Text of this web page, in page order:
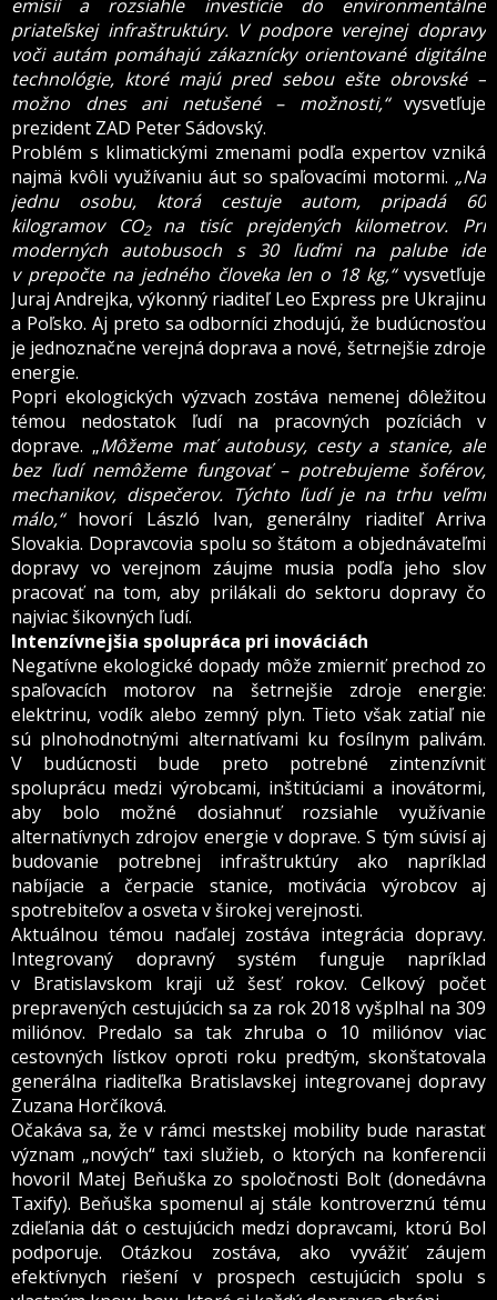
emisií a rozsiahle investície do environmentálne
priateľskej infraštruktúry. V podpore verejnej dopravy
voči autám pomáhajú zákaznícky orientované digitálne
technológie, ktoré majú pred sebou ešte obrovské –
možno dnes ani netušené – možnosti,“ vysvetľuje
prezident ZAD Peter Sádovský.
Problém s klimatickými zmenami podľa expertov vzniká
najmä kvôli využívaniu áut so spaľovacími motormi. „Na
jednu osobu, ktorá cestuje autom, pripadá 60
kilogramov CO2 na tisíc prejdených kilometrov. Pri
moderných autobusoch s 30 ľuďmi na palube ide
v prepočte na jedného človeka len o 18 kg,“vysvetľuje
Juraj Andrejka, výkonný riaditeľ Leo Express pre Ukrajinu
a Poľsko. Aj preto sa odborníci zhodujú, že budúcnosťou
je jednoznačne verejná doprava a nové, šetrnejšie zdroje
energie.
Popri ekologických výzvach zostáva nemenej dôležitou
témou nedostatok ľudí na pracovných pozíciách v
doprave. „Môžeme mať autobusy, cesty a stanice, ale
bez ľudí nemôžeme fungovať – potrebujeme šoférov,
mechanikov, dispečerov. Týchto ľudí je na trhu veľmi
málo,“ hovorí László Ivan, generálny riaditeľ Arriva
Slovakia. Dopravcovia spolu so štátom a objednávateľmi
dopravy vo verejnom záujme musia podľa jeho slov
pracovať na tom, aby prilákali do sektoru dopravy čo
najviac šikovných ľudí.
Intenzívnejšia spolupráca pri inováciách
Negatívne ekologické dopady môže zmierniť prechod zo
spaľovacích motorov na šetrnejšie zdroje energie:
elektrinu, vodík alebo zemný plyn. Tieto však zatiaľ nie
sú plnohodnotnými alternatívami ku fosílnym palivám.
V budúcnosti bude preto potrebné zintenzívniť
spoluprácu medzi výrobcami, inštitúciami a inovátormi,
aby bolo možné dosiahnuť rozsiahle využívanie
alternatívnych zdrojov energie v doprave. S tým súvisí aj
budovanie potrebnej infraštruktúry ako napríklad
nabíjacie a čerpacie stanice, motivácia výrobcov aj
spotrebiteľov a osveta v širokej verejnosti.
Aktuálnou témou naďalej zostáva integrácia dopravy.
Integrovaný dopravný systém funguje napríklad
v Bratislavskom kraji už šesť rokov. Celkový počet
prepravených cestujúcich sa za rok 2018 vyšplhal na 309
miliónov. Predalo sa tak zhruba o 10 miliónov viac
cestovných lístkov oproti roku predtým, skonštatovala
generálna riaditeľka Bratislavskej integrovanej dopravy
Zuzana Horčíková.
Očakáva sa, že v rámci mestskej mobility bude narastať
význam „nových“ taxi služieb, o ktorých na konferencii
hovoril Matej Beňuška zo spoločnosti Bolt (donedávna
Taxify). Beňuška spomenul aj stále kontroverznú tému
zdieľania dát o cestujúcich medzi dopravcami, ktorú Bol
podporuje. Otázkou zostáva, ako vyvážiť záujem
efektívnych riešení v prospech cestujúcich spolu s